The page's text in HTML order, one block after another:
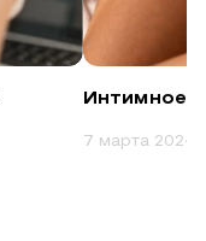
Интимное
7 марта 2024